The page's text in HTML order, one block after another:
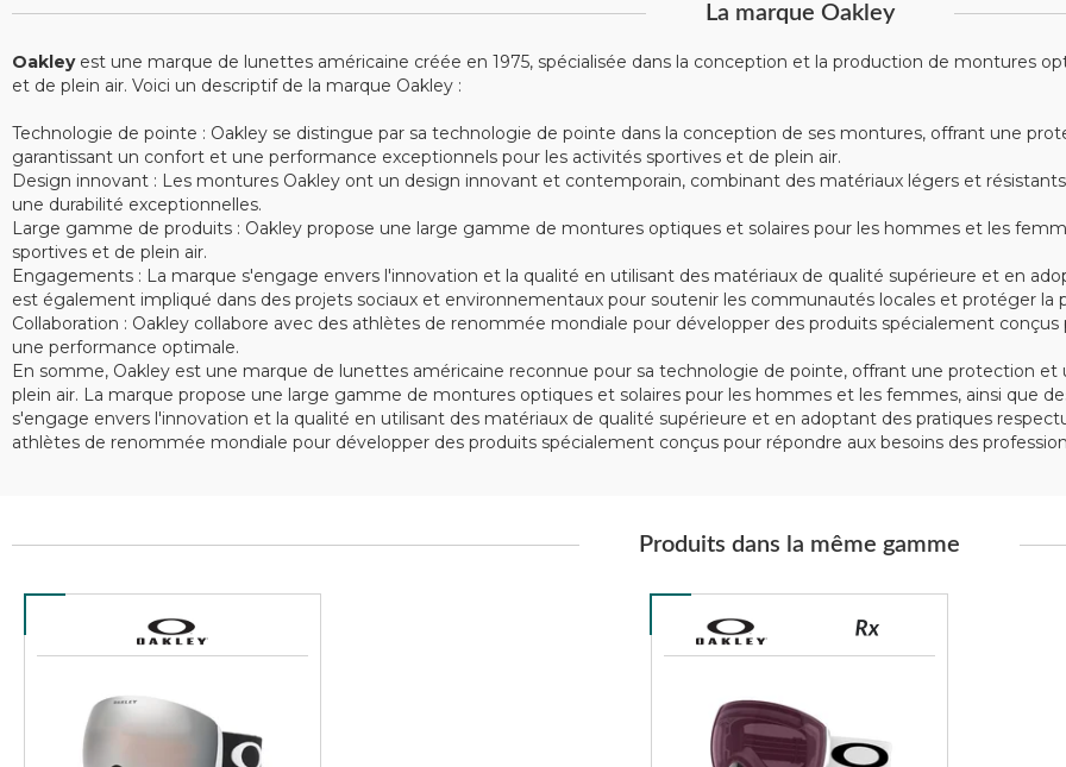
La marque Oakley
Oakleyest une marque de lunettes américaine créée en 1975, spécialisée dans la conception et la production de montures
et de plein air. Voici un descriptif de la marque Oakley :
Technologie de pointe : Oakley se distingue par sa technologie de pointe dans la conception de ses montures, offrant une
garantissant un confort et une performance exceptionnels pour les activités sportives et de plein air.
Design innovant : Les montures Oakley ont un design innovant et contemporain, combinant des matériaux légers et
une durabilité exceptionnelles.
Large gamme de produits : Oakley propose une large gamme de montures optiques et solaires pour les hommes et les
sportives et de plein air.
Engagements : La marque s'engage envers l'innovation et la qualité en utilisant des matériaux de qualité supérieure et en
est également impliqué dans des projets sociaux et environnementaux pour soutenir les communautés locales et protéger la
Collaboration : Oakley collabore avec des athlètes de renommée mondiale pour développer des produits spécialement
une performance optimale.
En somme, Oakley est une marque de lunettes américaine reconnue pour sa technologie de pointe, offrant une protection
plein air. La marque propose une large gamme de montures optiques et solaires pour les hommes et les femmes, ainsi que
s'engage envers l'innovation et la qualité en utilisant des matériaux de qualité supérieure et en adoptant des pratiques
athlètes de renommée mondiale pour développer des produits spécialement conçus pour répondre aux besoins des
Produits dans la même gamme